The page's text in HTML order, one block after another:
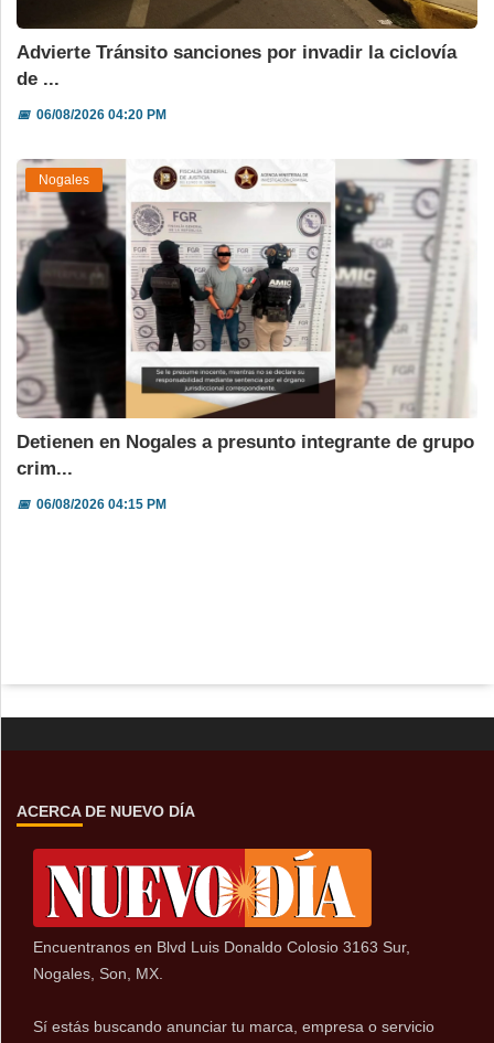
Advierte Tránsito sanciones por invadir la ciclovía
de ...
📅06/08/2026 04:20 PM
Nogales
Detienen en Nogales a presunto integrante de grupo
crim...
📅06/08/2026 04:15 PM
ACERCA DE NUEVO DÍA
Encuentranos en Blvd Luis Donaldo Colosio 3163 Sur,
Nogales, Son, MX.
Sí estás buscando anunciar tu marca, empresa o servicio